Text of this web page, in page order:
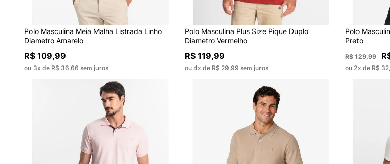
Polo Masculina Meia Malha Listrada Linho
Diametro Amarelo
R$ 109,99
ou 3x de R$ 36,66 sem juros
Polo Masculina Plus Size Pique Duplo
Diametro Vermelho
R$ 119,99
ou 4x de R$ 29,99 sem juros
Polo
Preto
R$ 129,99
ou 2x de R$